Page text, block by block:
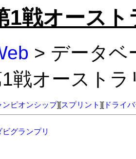
1戦オース
> データ
戦オースト
ンピオンシップ][スプリント ][ドライ
グランプリ